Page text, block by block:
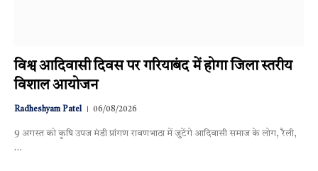
विश्व आदिवासी दिवस पर गरियाबंद में होगा जिला स्तरीय
विशाल आयोजन
Radheshyam Patel 06/08/2026
9 अगस्त को कृषि उपज मंडी प्रांगण रावणभाठा में जुटेंगे आदिवासी समाज के लोग, रैली,
…